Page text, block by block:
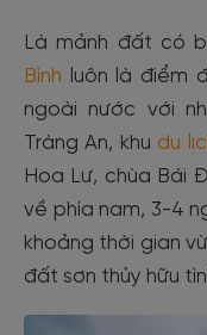
Là mảnh đất có
Bình luôn là điểm
ngoài nước với
Tràng An, khu du
Hoa Lư, chùa Bái
về phía nam, 3-4
khoảng thời gian
đất sơn thủy hữu